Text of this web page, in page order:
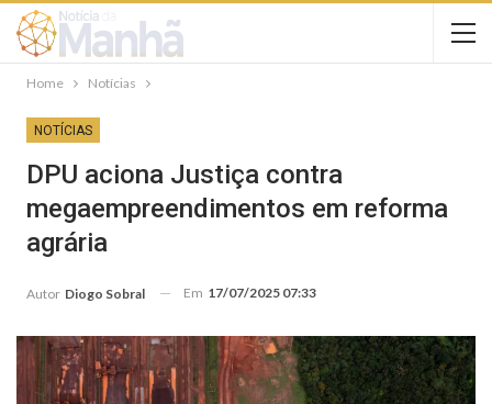
Home Notícias
NOTÍCIAS
DPU aciona Justiça contra
megaempreendimentos em reforma
agrária
Autor Diogo Sobral Em 17/07/2025 07:33